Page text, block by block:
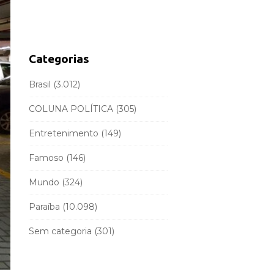
a
f
r
Categorias
Brasil (3.012)
COLUNA POLÍTICA (305)
Entretenimento (149)
Famoso (146)
Mundo (324)
Paraíba (10.098)
Sem categoria (301)